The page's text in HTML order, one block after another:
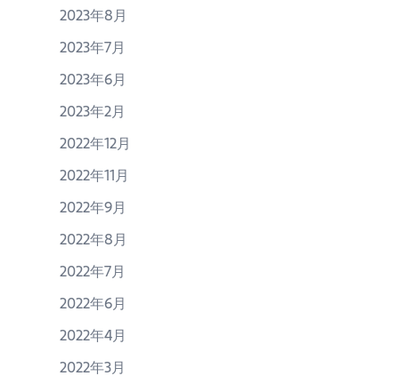
2023年8月
2023年7月
2023年6月
2023年2月
2022年12月
2022年11月
2022年9月
2022年8月
2022年7月
2022年6月
2022年4月
2022年3月